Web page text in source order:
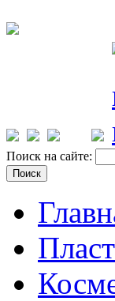
Поиск на сайте: